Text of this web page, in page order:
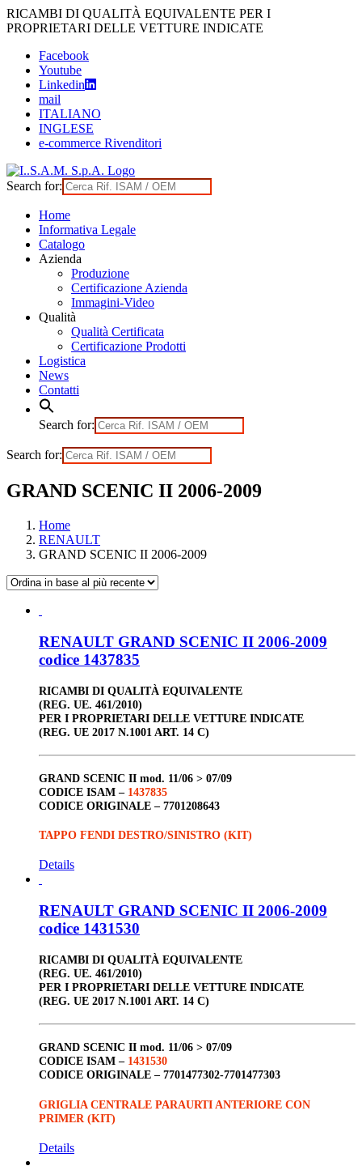
Skip
to
RICAMBI DI QUALITÀ EQUIVALENTE PER I
PROPRIETARI DELLE VETTURE INDICATE
Facebook
Youtube
Linkedin
mail
ITALIANO
INGLESE
e-commerce Rivenditori
Search for:
Home
Informativa Legale
Catalogo
Azienda
Produzione
Certificazione Azienda
Immagini-Video
Qualità
Qualità Certificata
Certificazione Prodotti
Logistica
News
Contatti
Search for:
Search for:
GRAND SCENIC II 2006-2009
Home
RENAULT
GRAND SCENIC II 2006-2009
RENAULT GRAND SCENIC II 2006-2009
codice 1437835
RICAMBI DI QUALITÀ EQUIVALENTE
(REG. UE. 461/2010)
PER I PROPRIETARI DELLE VETTURE INDICATE
(REG. UE 2017 N.1001 ART. 14 C)
GRAND SCENIC II mod. 11/06 > 07/09
CODICE ISAM – 1437835
CODICE ORIGINALE – 7701208643
TAPPO FENDI DESTRO/SINISTRO (KIT)
Details
RENAULT GRAND SCENIC II 2006-2009
codice 1431530
RICAMBI DI QUALITÀ EQUIVALENTE
(REG. UE. 461/2010)
PER I PROPRIETARI DELLE VETTURE INDICATE
(REG. UE 2017 N.1001 ART. 14 C)
GRAND SCENIC II mod. 11/06 > 07/09
CODICE ISAM – 1431530
CODICE ORIGINALE – 7701477302-7701477303
GRIGLIA CENTRALE PARAURTI ANTERIORE CON
PRIMER (KIT)
Details